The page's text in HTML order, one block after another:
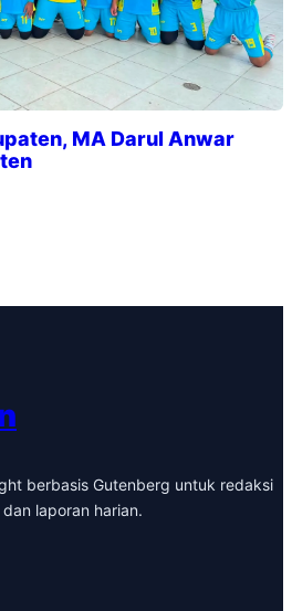
MA Darul Anwar
berbasis Gutenberg untuk redaksi
laporan harian.